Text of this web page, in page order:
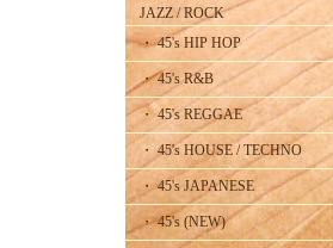
JAZZ / ROCK
・ 45's HIP HOP
・ 45's R&B
・ 45's REGGAE
・ 45's HOUSE / TECHNO
・ 45's JAPANESE
・ 45's (NEW)